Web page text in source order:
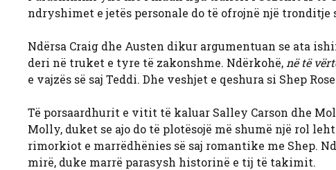
ndryshimet e jetës personale do të ofrojnë një tronditje
Ndërsa Craig dhe Austen dikur argumentuan se ata
deri në truket e tyre të zakonshme. Ndërkohë, në të
e vajzës së saj Teddi. Dhe veshjet e qeshura si Shep
Të porsaardhurit e vitit të kaluar Salley Carson dhe
Molly, duket se ajo do të plotësojë më shumë një rol
rimorkiot e marrëdhënies së saj romantike me Shep.
mirë, duke marrë parasysh historinë e tij të takimit.